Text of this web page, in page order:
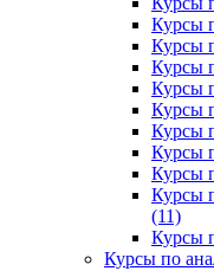
Курсы
Курсы
Курсы
Курсы
Курсы
Курсы
Курсы
Курсы
Курсы
(11)
Курсы
Курсы по